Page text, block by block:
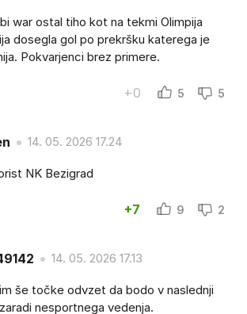
war ostal tiho kot na tekmi Olimpija
dosegla gol po prekršku katerega je
Pokvarjenci brez primere.
+0 5 5
14. 05. 2026 17.24
NK Bezigrad
+7 9 2
14. 05. 2026 17.13
še točke odvzet da bodo v naslednji
nesportnega vedenja.